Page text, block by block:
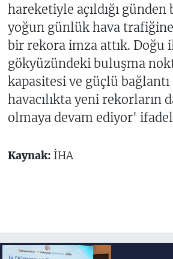
hareketiyle açıldığı günden
yoğun günlük hava
bir rekora imza attık. Doğu
gökyüzündeki buluşma
kapasitesi ve güçlü bağlantı
havacılıkta yeni rekorların
olmaya devam ediyor'
Kaynak: İHA